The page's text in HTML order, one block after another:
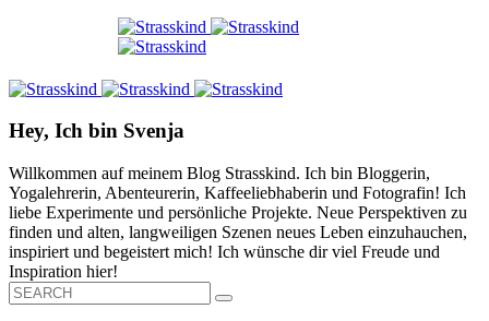
Hey, Ich bin Svenja
Willkommen auf meinem Blog Strasskind. Ich bin Bloggerin,
Yogalehrerin, Abenteurerin, Kaffeeliebhaberin und Fotografin! Ich
liebe Experimente und persönliche Projekte. Neue Perspektiven zu
finden und alten, langweiligen Szenen neues Leben einzuhauchen,
inspiriert und begeistert mich! Ich wünsche dir viel Freude und
Inspiration hier!